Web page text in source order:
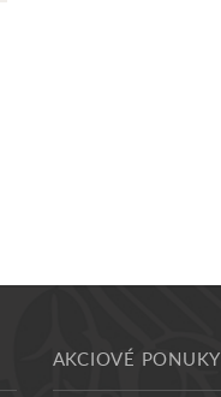
AKCIOVÉ PONUKY